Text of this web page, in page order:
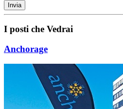
I posti che Vedrai
Anchorage